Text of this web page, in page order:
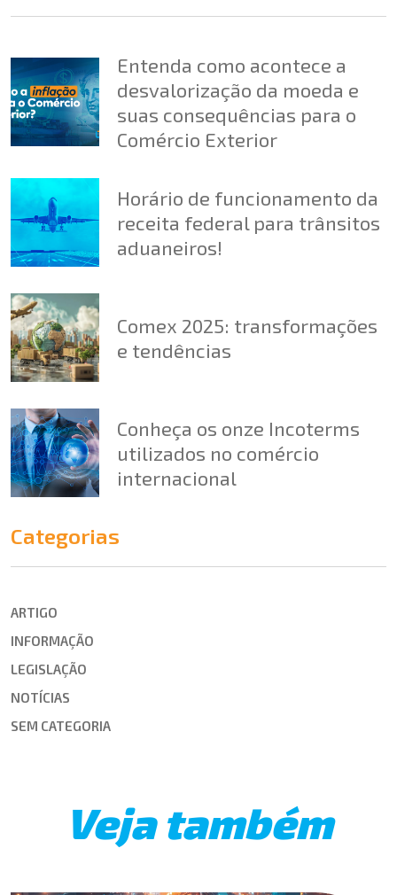
Entenda como acontece a
desvalorização da moeda e
suas consequências para o
Comércio Exterior
Horário de funcionamento da
receita federal para trânsitos
aduaneiros!
Comex 2025: transformações
e tendências
Conheça os onze Incoterms
utilizados no comércio
internacional
Categorias
ARTIGO
INFORMAÇÃO
LEGISLAÇÃO
NOTÍCIAS
SEM CATEGORIA
Veja também